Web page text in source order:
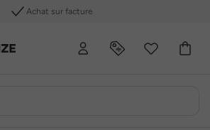
Achat sur facture